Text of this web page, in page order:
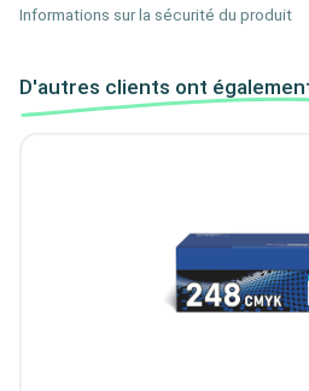
Informations sur la sécurité du produit
D'autres clients ont